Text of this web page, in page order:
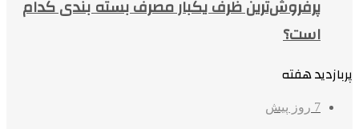
پرفروش‌ترین ظرف یکبار مصرف بسته بندی کدام
است؟
پربازدید هفته
7 روز پیش